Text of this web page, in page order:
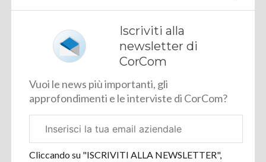
Iscriviti alla
newsletter di
CorCom
Vuoi le news più importanti, gli
approfondimenti e le interviste di CorCom?
aziendale
Cliccando su "ISCRIVITI ALLA NEWSLETTER",